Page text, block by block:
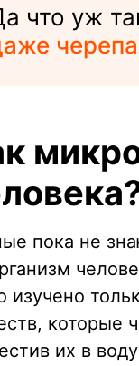
что уж
пока не
изучено
которые
их в